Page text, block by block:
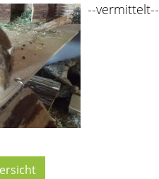
--vermittelt--